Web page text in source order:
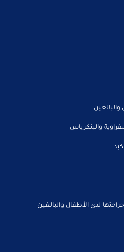
والبنكرياس
لدى الأطفال والبالغين